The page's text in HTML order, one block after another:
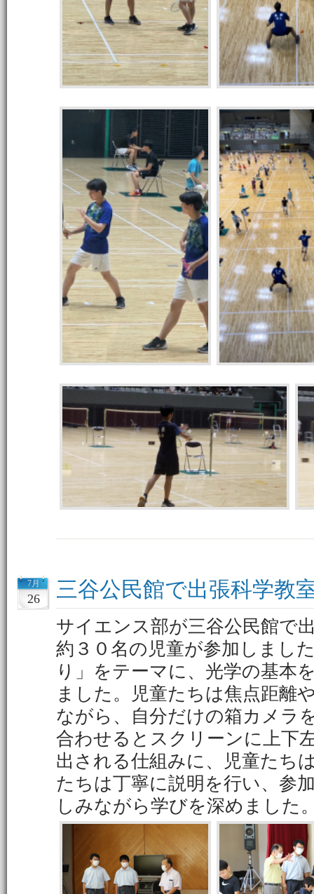
7月
26 三谷公民館で出張科学教
サイエンス部が三谷公民館で
約３０名の児童が参加しまし
り」をテーマに、光学の基本
ました。児童たちは焦点距離
ながら、自分だけの箱カメラ
合わせるとスクリーンに上下
出される仕組みに、児童たち
たちは丁寧に説明を行い、参
しみながら学びを深めました